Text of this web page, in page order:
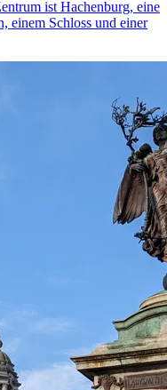
ist Hachenburg, eine
einem Schloss und einer